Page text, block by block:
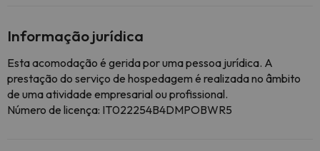
Informação jurídica
Esta acomodação é gerida por uma pessoa jurídica. A
prestação do serviço de hospedagem é realizada no âmbito
de uma atividade empresarial ou profissional.
Número de licença: IT022254B4DMPOBWR5